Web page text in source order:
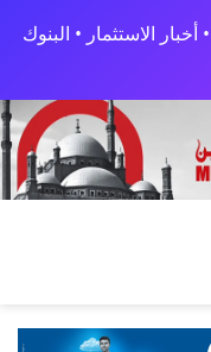
الاستثمار • البنوك